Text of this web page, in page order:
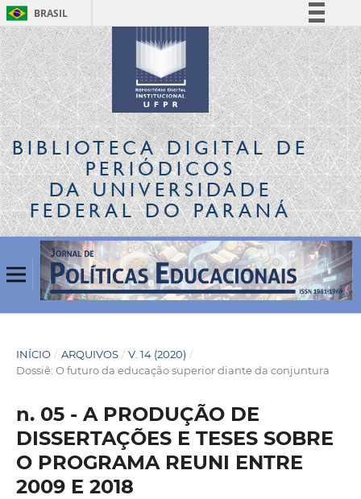
BRASIL
Simplifique!
Comunica BR
Participe
Acesso à informação
Legislação
Canais
BIBLIOTECA DIGITALDE
PERIÓDICOS
DA UNIVERSIDADE
FEDERAL DO PARANÁ
INÍCIO / ARQUIVOS / V. 14 (2020) /
Dossiê: O futuro da educação superior diante da conjuntura
n. 05 - A PRODUÇÃO DE
DISSERTAÇÕES E TESES SOBRE
O PROGRAMA REUNI ENTRE
2009 E 2018